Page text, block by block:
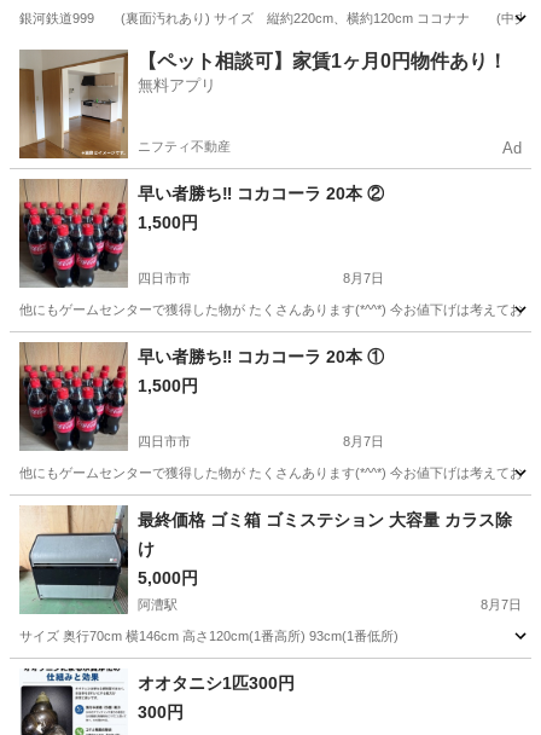
銀河鉄道999 (裏面汚れあり) サイズ 縦約220cm、横約120cm ココナナ (中央部分
いなべ市 大泉駅 その他 看板
【ペット相談可】家賃1ヶ月0円物件あり！
無料アプリ
ニフティ不動産 Ad
早い者勝ち‼️ コカコーラ 20本 ②
1,500円
四日市市 8月7日
他にもゲームセンターで獲得した物が たくさんあります(*^^*) 今お値下げは考えてお
三重 四日市市 その他 コカコーラ
早い者勝ち‼️ コカコーラ 20本 ①
1,500円
四日市市 8月7日
他にもゲームセンターで獲得した物が たくさんあります(*^^*) 今お値下げは考えてお
三重 四日市市 その他 コカコーラ
最終価格 ゴミ箱 ゴミステション 大容量 カラス除
け
5,000円
阿漕駅 8月7日
サイズ 奥行70cm 横146cm 高さ120cm(1番高所) 93cm(1番低所)
三重 津市 阿漕駅 その他
オオタニシ1匹300円
300円